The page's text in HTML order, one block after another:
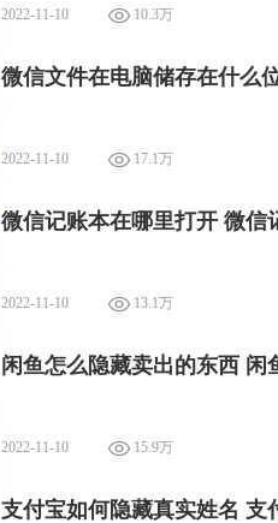
2022-11-10 10.3万
微信文件在电脑储存在什么
2022-11-10 17.1万
微信记账本在哪里打开 微信
2022-11-10 13.1万
闲鱼怎么隐藏卖出的东西 闲
2022-11-10 15.9万
支付宝如何隐藏真实姓名 支